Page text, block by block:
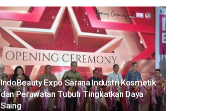
IndoBeauty Expo Sarana Industri Kosmetik
dan Perawatan Tubuh Tingkatkan Daya
Saing